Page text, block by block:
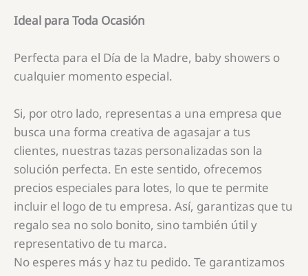
Ideal para Toda Ocasión
Perfecta para el Día de la Madre, baby showers o
cualquier momento especial.
Si, por otro lado, representas a una empresa que
busca una forma creativa de agasajar a tus
clientes, nuestras tazas personalizadas son la
solución perfecta. En este sentido, ofrecemos
precios especiales para lotes, lo que te permite
incluir el logo de tu empresa. Así, garantizas que tu
regalo sea no solo bonito, sino también útil y
representativo de tu marca.
No esperes más y haz tu pedido. Te garantizamos